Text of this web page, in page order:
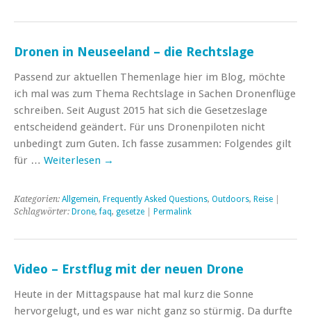
Dronen in Neuseeland – die Rechtslage
Passend zur aktuellen Themenlage hier im Blog, möchte
ich mal was zum Thema Rechtslage in Sachen Dronenflüge
schreiben. Seit August 2015 hat sich die Gesetzeslage
entscheidend geändert. Für uns Dronenpiloten nicht
unbedingt zum Guten. Ich fasse zusammen: Folgendes gilt
für … Weiterlesen →
Kategorien: Allgemein, Frequently Asked Questions, Outdoors, Reise
Schlagwörter: Drone,faq, gesetze Permalink
Video – Erstflug mit der neuen Drone
Heute in der Mittagspause hat mal kurz die Sonne
hervorgelugt, und es war nicht ganz so stürmig. Da durfte